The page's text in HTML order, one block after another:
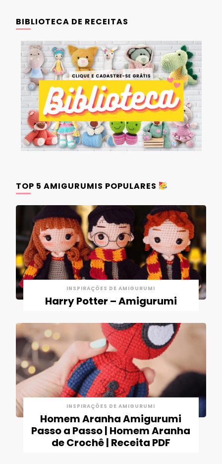
BIBLIOTECA DE RECEITAS
TOP 5 AMIGURUMIS POPULARES
INSPIRAÇÕES DE AMIGURUMI
Harry Potter – Amigurumi
INSPIRAÇÕES DE AMIGURUMI
Homem Aranha Amigurumi
Passo a Passo | Homem Aranha
de Crochê | Receita PDF